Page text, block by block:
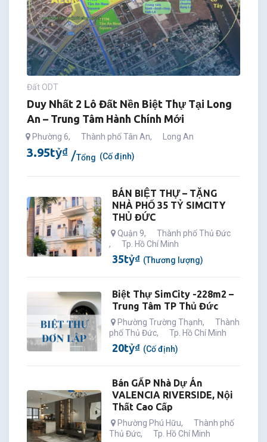
Đất ODT
Duy Nhất 2 Lô Đất Nền Biệt Thự Tại Long
An – Trung Tâm Hành Chính Mới
Phường 6, Thành phố Tân An, Long An
3.95tỷ₫ Tổng (Cố định)
BÁN BIỆT THỰ – TẶNG
NHÀ PHỐ 35 TỶ SIMCITY
THỦ ĐỨC
Quận 9,
Thành phố Thủ Đức
,
Tp. Hồ Chí Minh
35tỷ₫ (Thương lượng)
Biệt Thự SimCity -228m2 –
Trung Tâm TP Thủ Đức
Phường Trường Thạnh,
Thành
phố Thủ Đức, Tp. Hồ Chí Minh
20tỷ₫ (Cố định)
Bán GẤP Nhà Dự Án
VALENCIA RIVERSIDE, Nội
Thất Cao Cấp
Phường Phú Hữu,
Thành phố
Thủ Đức, Tp. Hồ Chí Minh